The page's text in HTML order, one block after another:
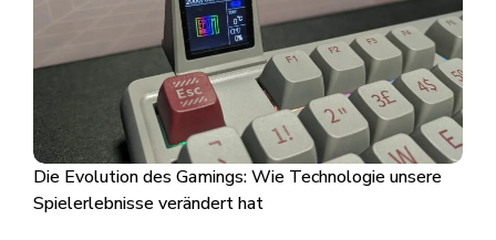
Die Evolution des Gamings: Wie Technologie unsere
Spielerlebnisse verändert hat